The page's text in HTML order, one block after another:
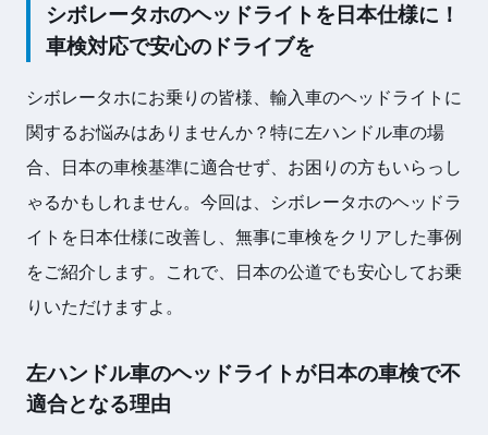
シボレータホのヘッドライトを日本仕様に！
車検対応で安心のドライブを
シボレータホにお乗りの皆様、輸入車のヘッドライトに
関するお悩みはありませんか？特に左ハンドル車の場
合、日本の車検基準に適合せず、お困りの方もいらっし
ゃるかもしれません。今回は、シボレータホのヘッドラ
イトを日本仕様に改善し、無事に車検をクリアした事例
をご紹介します。これで、日本の公道でも安心してお乗
りいただけますよ。
左ハンドル車のヘッドライトが日本の車検で不
適合となる理由